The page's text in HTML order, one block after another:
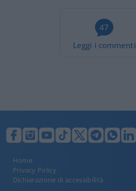
47
Leggi i commenti
Home
Privacy Policy
Dichiarazione di accessibilità